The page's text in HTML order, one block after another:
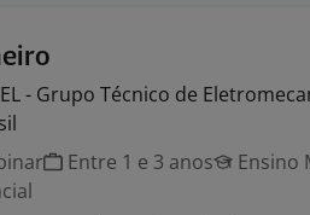
- Grupo Técnico de
Entre 1 e 3 anos
Ensino